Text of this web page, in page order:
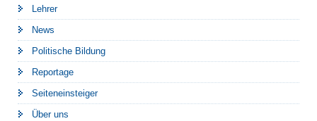
Lehrer
News
Politische Bildung
Reportage
Seiteneinsteiger
Über uns